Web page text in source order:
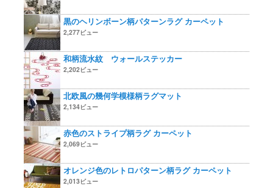
黒のヘリンボーン柄パターンラグ カーペット
2,277ビュー
和柄流水紋 ウォールステッカー
2,202ビュー
北欧風の幾何学模様柄ラグマット
2,134ビュー
赤色のストライプ柄ラグ カーペット
2,069ビュー
オレンジ色のレトロパターン柄ラグ カーペット
2,013ビュー